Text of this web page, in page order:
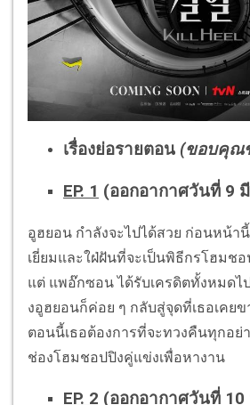
เรื่องย่อรายตอน (ขอบคุณ
EP. 1 (ออกอากาศวันที่ 9
อูฮยอน กำลังจะไปได้สวย ก่อนหน้า
เยี่ยมและใฝ่ฝันที่จะเป็นพิธีกรโฮมช
แต่ แพอ๊กซอน ได้รับเครดิตทั้งหมด
งอูฮยอนก็ค่อย ๆ กลับสู่จุดที่เธอเคย
ตอนนี้เธอต้องการที่จะทวงคืนทุกอย่
ช่องโฮมชอปปิงคู่แข่งเพื่อหางาน
EP. 2 (ออกอากาศวันที่